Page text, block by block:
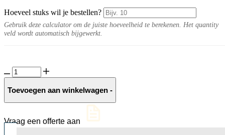
Hoeveel stuks wil je bestellen?
Gebruik deze calculator om de juiste hoeveelheid te berekenen. Het quantity
veld wordt automatisch bijgewerkt.
Keramische
slab
Coco
Toevoegen aan winkelwagen -
Vraag een offerte aan